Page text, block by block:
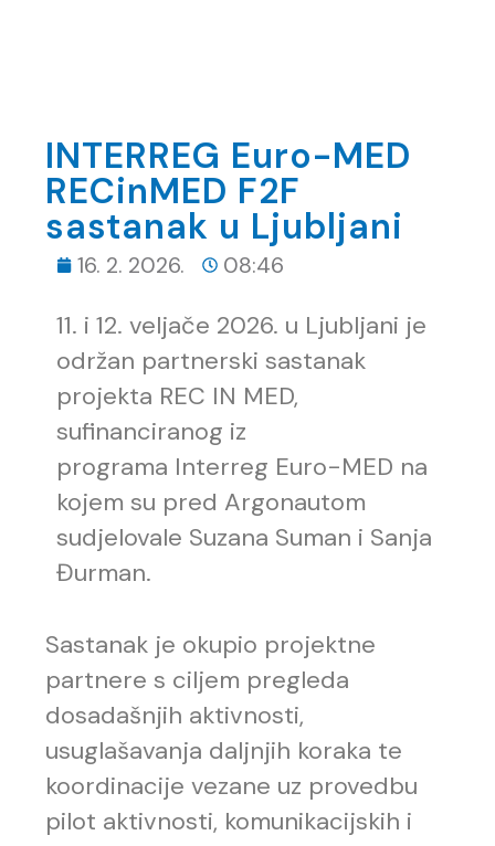
INTERREG Euro-MED
RECinMED F2F
sastanak u Ljubljani
16. 2. 2026. 08:46
i 12. veljače 2026. u Ljubljani je
održan partnerski sastanak
projekta REC IN MED,
sufinanciranog iz
programa Interreg Euro-MED na
kojem su pred Argonautom
sudjelovale Suzana Suman i Sanja
Đurman.
Sastanak je okupio projektne
partnere s ciljem pregleda
dosadašnjih aktivnosti,
usuglašavanja daljnjih koraka te
koordinacije vezane uz provedbu
pilot aktivnosti, komunikacijskih i